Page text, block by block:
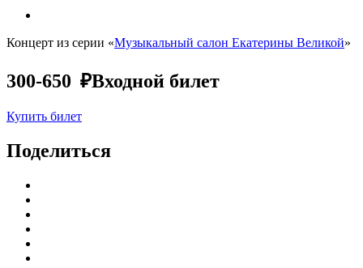
Концерт из серии «Музыкальный салон Екатерины Великой»
300-650 ₽Входной билет
Купить билет
Поделиться